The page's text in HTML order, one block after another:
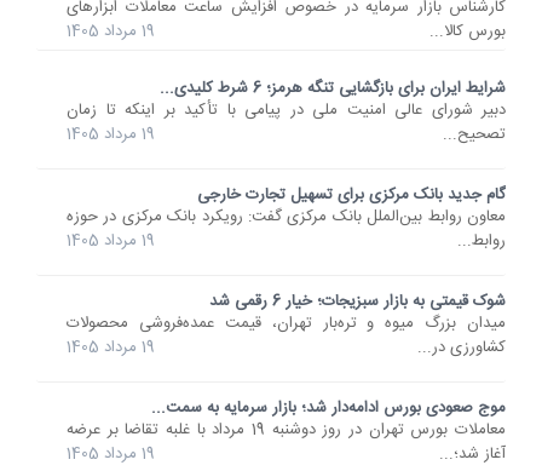
کارشناس بازار سرمایه در خصوص افزایش ساعت معاملات ابزارهای
بورس کالا...
19 مرداد 1405
شرایط ایران برای بازگشایی تنگه هرمز؛ 6 شرط کلیدی...
دبیر شورای عالی امنیت ملی در پیامی با تأکید بر اینکه تا زمان
تصحیح...
19 مرداد 1405
گام جدید بانک مرکزی برای تسهیل تجارت خارجی
معاون روابط بین‌الملل بانک مرکزی گفت: رویکرد بانک مرکزی در حوزه
روابط...
19 مرداد 1405
شوک قیمتی به بازار سبزیجات؛ خیار 6 رقمی شد
میدان بزرگ میوه و تره‌بار تهران، قیمت عمده‌فروشی محصولات
کشاورزی در...
19 مرداد 1405
موج صعودی بورس ادامه‌دار شد؛ بازار سرمایه به سمت...
معاملات بورس تهران در روز دوشنبه 19 مرداد با غلبه تقاضا بر عرضه
آغاز شد؛...
19 مرداد 1405